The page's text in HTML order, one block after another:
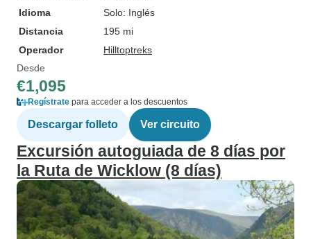
Idioma
Solo: Inglés
Distancia
195 mi
Operador
Hilltoptreks
Desde
€1,095
Regístrate para acceder a los descuentos
Descargar folleto Ver circuito
Excursión autoguiada de 8 días por
la Ruta de Wicklow (8 días)